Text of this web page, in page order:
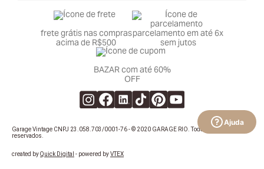
Ajuda
frete grátis nas compras
acima de R$500
parcelamento em até 6x
sem jutos
BAZAR com até 60%
OFF
Garage Vintage CNPJ 23.058.703/0001-76 - © 2020 GARAGE RIO. Todos os direitos
reservados.
created byQuick Digital - powered byVTEX